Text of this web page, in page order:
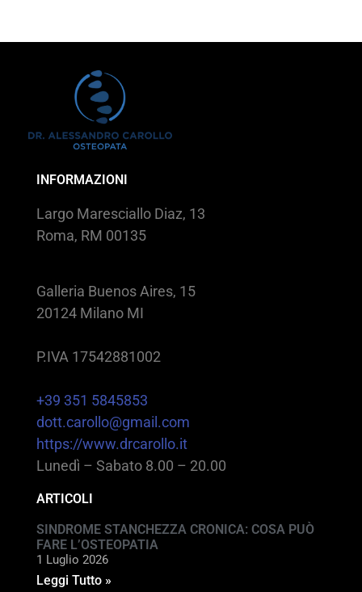
INFORMAZIONI
Largo Maresciallo Diaz, 13
Roma, RM 00135
Galleria Buenos Aires, 15
20124 Milano MI
P.IVA 17542881002
+39 351 5845853
dott.carollo@gmail.com
https://www.drcarollo.it
Lunedì – Sabato 8.00 – 20.00
ARTICOLI
SINDROME STANCHEZZA CRONICA: COSA PUÒ
FARE L’OSTEOPATIA
1 Luglio 2026
Leggi Tutto »